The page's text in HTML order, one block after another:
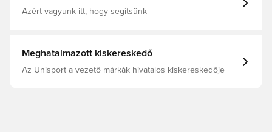
Azért vagyunk itt, hogy segítsünk
Meghatalmazott kiskereskedő
Az Unisport a vezető márkák hivatalos kiskereskedője